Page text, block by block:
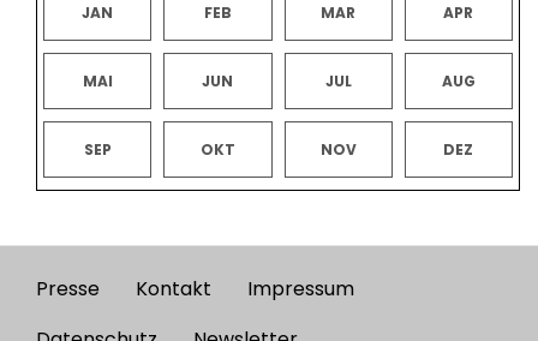
JAN FEB MAR APR
MAI JUN JUL AUG
SEP OKT NOV DEZ
Footer
Presse Kontakt
Impressum